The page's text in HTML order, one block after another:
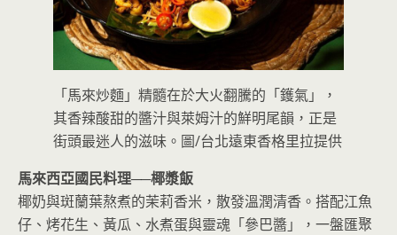
「馬來炒麵」精髓在於大火翻騰的「鑊氣」，
其香辣酸甜的醬汁與萊姆汁的鮮明尾韻，正是
街頭最迷人的滋味。圖/台北遠東香格里拉提供
馬來西亞國民料理──椰漿飯
椰奶與斑蘭葉熬煮的茉莉香米，散發溫潤清香。搭配江魚
仔、烤花生、黃瓜、水煮蛋與靈魂「參巴醬」，一盤匯聚